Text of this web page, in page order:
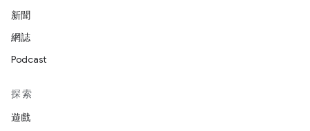
新聞
網誌
Podcast
探索
遊戲